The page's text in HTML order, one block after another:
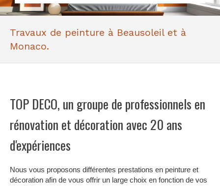
Travaux de peinture à Beausoleil et à
Monaco.
TOP DECO, un groupe de professionnels en
rénovation et décoration avec 20 ans
d'expériences
Nous vous proposons différentes prestations en peinture et
décoration afin de vous offrir un large choix en fonction de vos